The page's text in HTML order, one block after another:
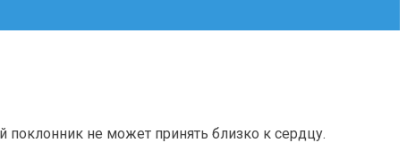
не может принять близко к сердцу.